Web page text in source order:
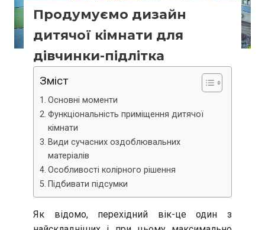
Продумуємо дизайн
дитячої кімнати для
дівчинки-підлітка
Зміст
Основні моменти
Функціональність приміщення дитячої
кімнати
Види сучасних оздоблювальних
матеріалів
Особливості колірного рішення
Підбивати підсумки
Як відомо, перехідний вік-це один з